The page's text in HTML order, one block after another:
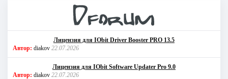
Лицензия для IObit Driver Booster PRO 13.5
Автор: diakov 22.07.2026
Лицензия для IObit Software Updater Pro 9.0
Автор: diakov 22.07.2026